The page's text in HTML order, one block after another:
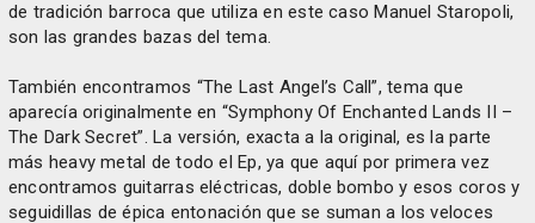
de tradición barroca que utiliza en este caso Manuel Staropoli,
son las grandes bazas del tema.
También encontramos “The Last Angel’s Call”, tema que
aparecía originalmente en “Symphony Of Enchanted Lands II –
The Dark Secret”. La versión, exacta a la original, es la parte
más heavy metal de todo el Ep, ya que aquí por primera vez
encontramos guitarras eléctricas, doble bombo y esos coros y
seguidillas de épica entonación que se suman a los veloces